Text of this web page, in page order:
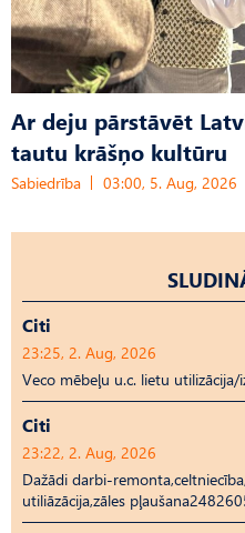
Ar deju pārstāvēt
tautu krāšņo kultūru
Sabiedrība 03:00, 5. Aug, 2026
Citi
23:25, 2. Aug, 2026
Veco mēbeļu u.c. lietu
Citi
23:22, 2. Aug, 2026
Dažādi darbi-
utiliāzācija,zāles